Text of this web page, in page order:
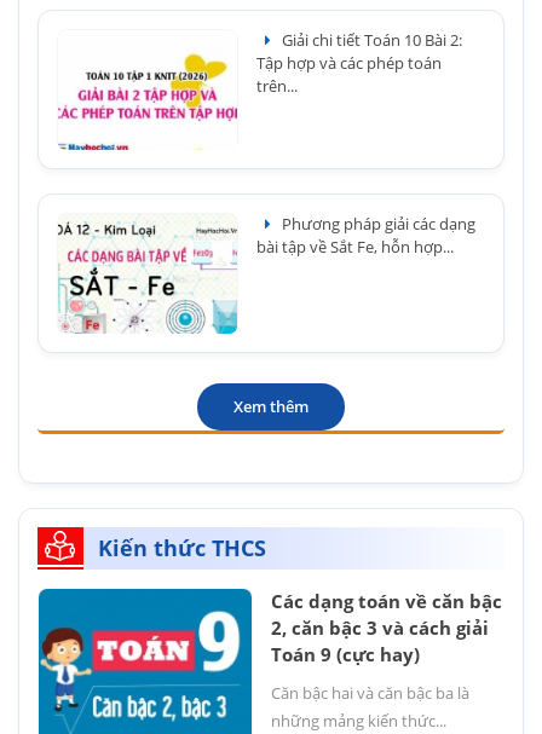
Giải chi tiết Toán 10 Bài 2:
Tập hợp và các phép toán
trên...
Phương pháp giải các dạng
bài tập về Sắt Fe, hỗn hợp...
Xem thêm
Kiến thức THCS
Các dạng toán về căn bậc
2, căn bậc 3 và cách giải
Toán 9 (cực hay)
Căn bậc hai và căn bậc ba là
những mảng kiến thức...